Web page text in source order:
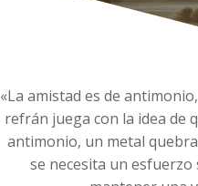
«La amistad es de
refrán juega con la idea de
antimonio, un metal
se necesita un